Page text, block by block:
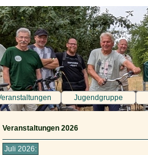
Jugendgruppe
Veranstaltungen 2026
Juli 2026: